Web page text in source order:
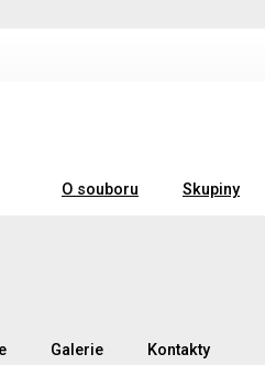
O souboru Skupiny
Galerie Kontakty